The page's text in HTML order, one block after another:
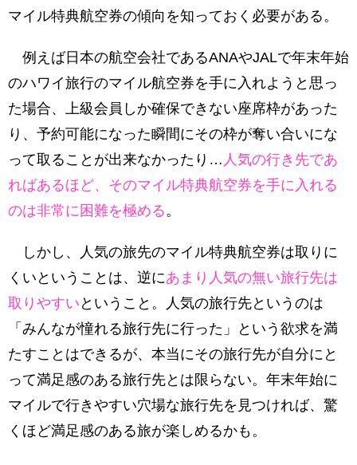
マイル特典航空券の傾向を知っておく必要がある。
例えば日本の航空会社であるANAやJALで年末年始
のハワイ旅行のマイル航空券を手に入れようと思っ
た場合、上級会員しか確保できない座席枠があった
り、予約可能になった瞬間にその枠が奪い合いにな
って取ることが出来なかったり… 人気の行き先であ
ればあるほど、そのマイル特典航空券を手に入れる
のは非常に困難を極める。
しかし、人気の旅先のマイル特典航空券は取りに
くいということは、逆にあまり人気の無い旅行先は
取りやすい ということ。人気の旅行先というのは
「みんなが憧れる旅行先に行った」という欲求を満
たすことはできるが、本当にその旅行先が自分にと
って満足感のある旅行先とは限らない。年末年始に
マイルで行きやすい穴場な旅行先を見つければ、驚
くほど満足感のある旅が楽しめるかも。